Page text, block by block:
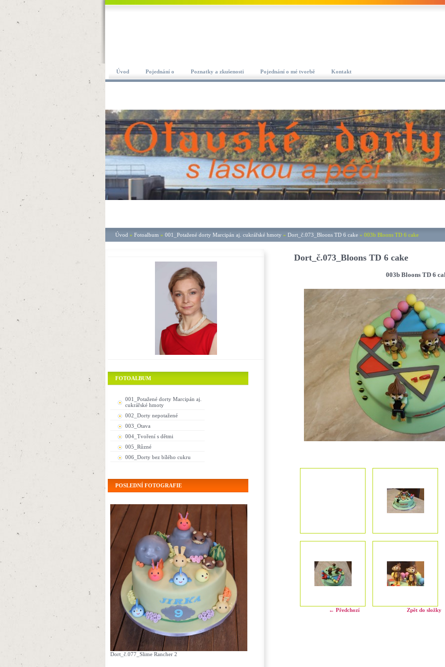
Úvod Pojednání o Poznatky a zkušenosti Pojednání o mé tvorbě Kontakt
Úvod » Fotoalbum » 001_Potažené dorty Marcipán aj. cukrářské hmoty » Dort_č.073_Bloons TD 6 cake » 003b Bloons TD 6 cake
Dort_č.073_Bloons TD 6 cake
003b Bloons TD 6
← Předchozí Zpět do složky
FOTOALBUM
001_Potažené dorty Marcipán aj.
cukrářské hmoty
002_Dorty nepotažené
003_Otava
004_Tvoření s dětmi
005_Různé
006_Dorty bez bílého cukru
POSLEDNÍ FOTOGRAFIE
Dort_č.077_Slime Rancher 2